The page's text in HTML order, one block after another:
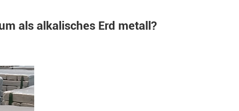
als alkalisches Erd metall?